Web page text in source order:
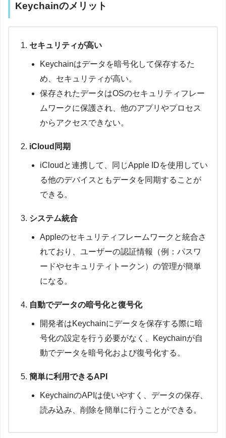
Keychainのメリット
セキュリティが高い
Keychainはデータを暗号化して保存するた
め、セキュリティが高い。
保存されたデータはOSのセキュリティフレー
ムワークに保護され、他のアプリやプロセス
からアクセスできない。
iCloud同期
iCloudと連携して、同じApple IDを使用してい
る他のデバイスともデータを同期することが
できる。
システム統合
Appleのセキュリティフレームワークと統合さ
れており、ユーザーの認証情報（例：パスワ
ードやセキュリティトークン）の管理が簡単
になる。
自動でデータの暗号化と復号化
開発者はKeychainにデータを保存する際に暗
号化の設定を行う必要がなく、Keychainが自
動でデータを暗号化および復号化する。
簡単に利用できるAPI
KeychainのAPIは使いやすく、データの保存、
読み込み、削除を簡単に行うことができる。